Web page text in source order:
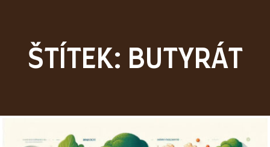
ŠTÍTEK: BUTYRÁT